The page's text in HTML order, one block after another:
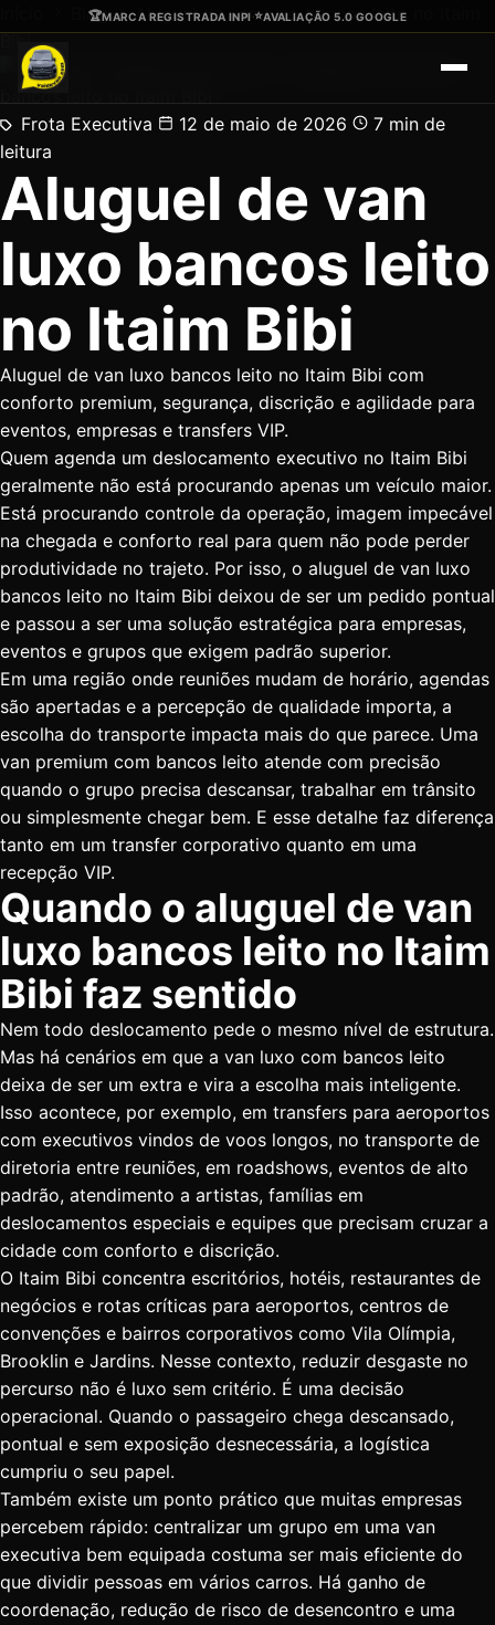
Ir para o conteúdo principal
🏆MARCA REGISTRADA INPI ·⭐AVALIAÇÃO 5.0 GOOGLE
Blog
Aluguel de van luxo bancos leito no Itaim
Frota Executiva 12 de maio de 2026
7 min de
leitura
Aluguel de van
luxo bancos leito
no Itaim Bibi
Aluguel de van luxo bancos leito no Itaim Bibi com
conforto premium, segurança, discrição e agilidade para
eventos, empresas e transfers VIP.
Quem agenda um deslocamento executivo no Itaim Bibi
geralmente não está procurando apenas um veículo maior.
Está procurando controle da operação, imagem impecável
na chegada e conforto real para quem não pode perder
produtividade no trajeto. Por isso, o aluguel de van luxo
bancos leito no Itaim Bibi deixou de ser um pedido pontual
e passou a ser uma solução estratégica para empresas,
eventos e grupos que exigem padrão superior.
Em uma região onde reuniões mudam de horário, agendas
são apertadas e a percepção de qualidade importa, a
escolha do transporte impacta mais do que parece. Uma
van premium com bancos leito atende com precisão
quando o grupo precisa descansar, trabalhar em trânsito
ou simplesmente chegar bem. E esse detalhe faz diferença
tanto em um transfer corporativo quanto em uma
recepção VIP.
Quando o aluguel de van
luxo bancos leito no Itaim
Bibi faz sentido
Nem todo deslocamento pede o mesmo nível de estrutura.
Mas há cenários em que a van luxo com bancos leito
deixa de ser um extra e vira a escolha mais inteligente.
Isso acontece, por exemplo, em transfers para aeroportos
com executivos vindos de voos longos, no transporte de
diretoria entre reuniões, em roadshows, eventos de alto
padrão, atendimento a artistas, famílias em
deslocamentos especiais e equipes que precisam cruzar a
cidade com conforto e discrição.
O Itaim Bibi concentra escritórios, hotéis, restaurantes de
negócios e rotas críticas para aeroportos, centros de
convenções e bairros corporativos como Vila Olímpia,
Brooklin e Jardins. Nesse contexto, reduzir desgaste no
percurso não é luxo sem critério. É uma decisão
operacional. Quando o passageiro chega descansado,
pontual e sem exposição desnecessária, a logística
cumpriu o seu papel.
Também existe um ponto prático que muitas empresas
percebem rápido: centralizar um grupo em uma van
executiva bem equipada costuma ser mais eficiente do
que dividir pessoas em vários carros. Há ganho de
coordenação, redução de risco de desencontro e uma